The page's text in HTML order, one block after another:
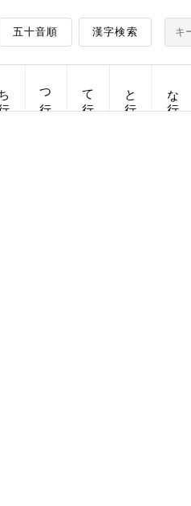
五十音順 漢字検索
ち行 つ行 て行 と行 な行